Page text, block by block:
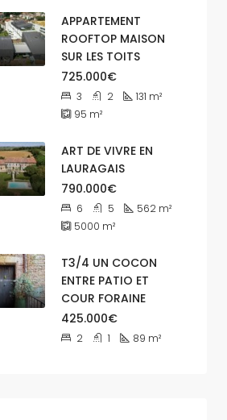
APPARTEMENT
ROOFTOP MAISON
SUR LES TOITS
725.000€
3 2 131 m²
95 m²
ART DE VIVRE EN
LAURAGAIS
790.000€
6 5 562 m²
5000 m²
T3/4 UN COCON
ENTRE PATIO ET
COUR FORAINE
425.000€
2 1 89 m²